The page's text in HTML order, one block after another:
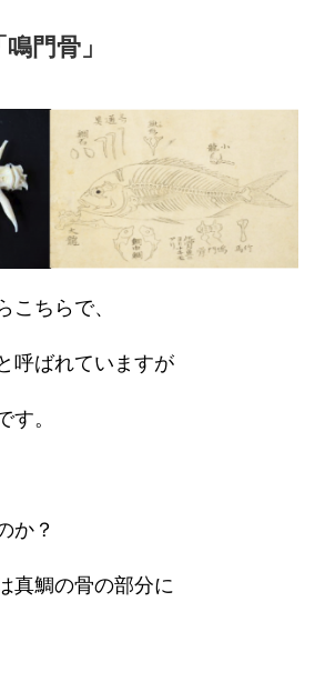
門骨」
こちらで、
呼ばれていますが
す。
か？
真鯛の骨の部分に